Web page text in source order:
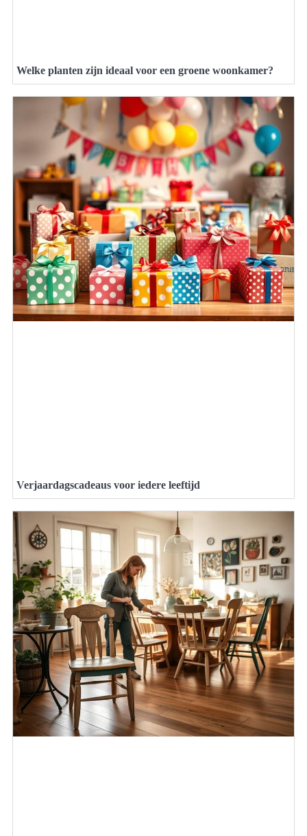
Welke planten zijn ideaal voor een groene woonkamer?
Verjaardagscadeaus voor iedere leeftijd